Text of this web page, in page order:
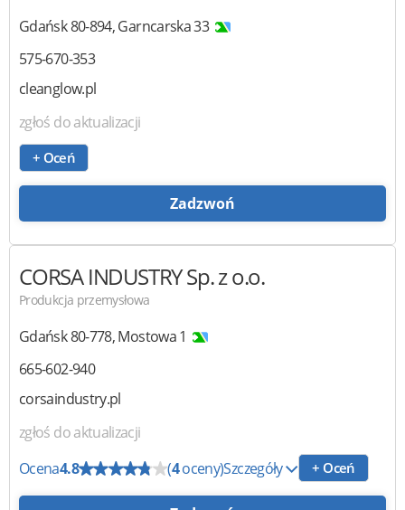
Gdańsk80-894,Garncarska 33
575-670-353
cleanglow.pl
zgłoś do aktualizacji
+ Oceń
Zadzwoń
CORSA INDUSTRYSp. z o.o.
Produkcja przemysłowa
Gdańsk80-778,Mostowa 1
665-602-940
corsaindustry.pl
zgłoś do aktualizacji
Ocena4.8 (4oceny)Szczegóły + Oceń